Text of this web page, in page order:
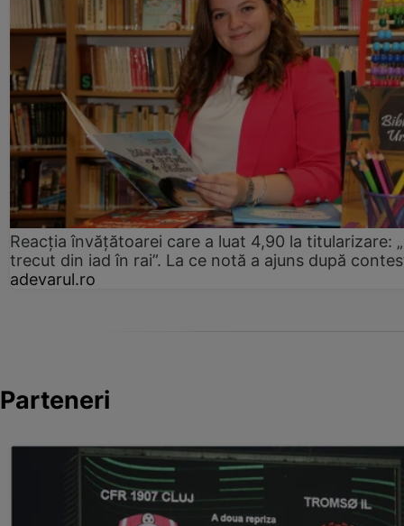
Reacția învățătoarei care a luat 4,90 la titularizare:
trecut din iad în rai”. La ce notă a ajuns după
adevarul.ro
Parteneri